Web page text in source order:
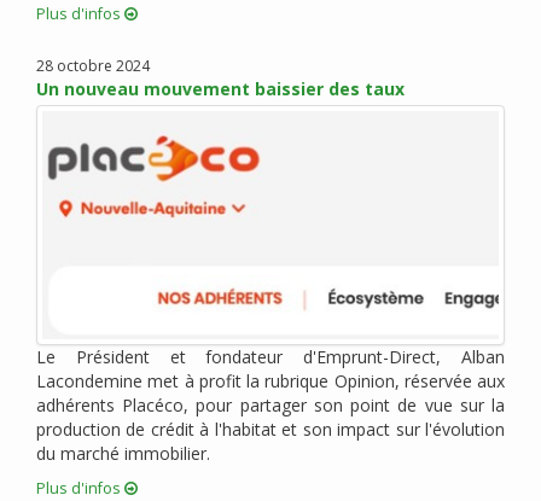
août 2019 (4)
juin 2019 (1)
mai 2019 (2)
mars 2019 (4)
février 2019 (3)
janvier 2019 (5)
juin 2018 (2)
mai 2018 (4)
avril 2018 (3)
mars 2018 (5)
février 2018 (3)
Plus d'infos
28 octobre 2024
Un nouveau mouvement baissier des taux
Le Président et fondateur d'Emprunt-Direct, Alban
Lacondemine met à profit la rubrique Opinion, réservée aux
adhérents Placéco, pour partager son point de vue sur la
production de crédit à l'habitat et son impact sur l'évolution
du marché immobilier.
Plus d'infos